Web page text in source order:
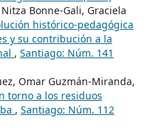
Bonne-Gali, Graciela
histórico-pedagógica
y su contribución a la
, Santiago: Núm. 141
Omar Guzmán-Miranda,
torno a los residuos
, Santiago: Núm. 112